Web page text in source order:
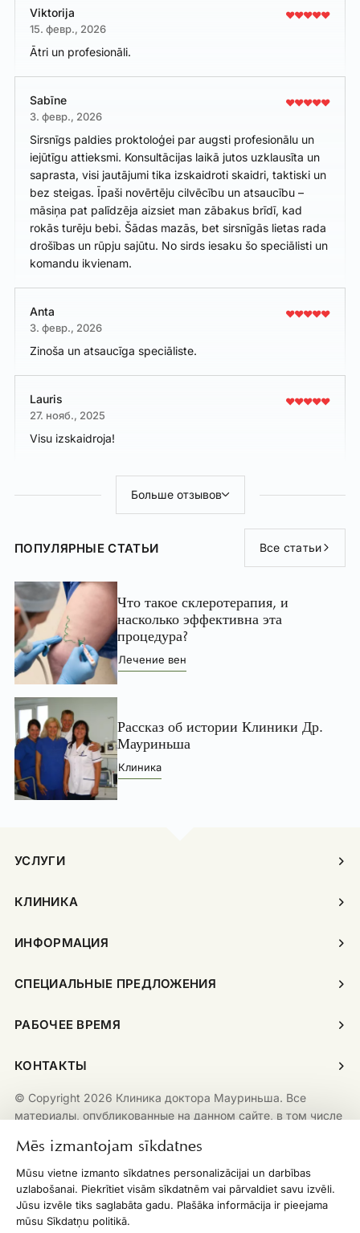
Mēs izmantojam sīkdatnes
Mūsu vietne izmanto sīkdatnes personalizācijai un darbības
uzlabošanai. Piekrītiet visām sīkdatnēm vai pārvaldiet savu izvēli.
Jūsu izvēle tiks saglabāta gadu. Plašāka informācija ir pieejama
mūsu Sīkdatņu politikā.
Viktorija
15. февр., 2026
Ātri un profesionāli.
Sabīne
3. февр., 2026
Sirsnīgs paldies proktoloģei par augsti profesionālu un
iejūtīgu attieksmi. Konsultācijas laikā jutos uzklausīta un
saprasta, visi jautājumi tika izskaidroti skaidri, taktiski un
bez steigas. Īpaši novērtēju cilvēcību un atsaucību –
māsiņa pat palīdzēja aizsiet man zābakus brīdī, kad
rokās turēju bebi. Šādas mazās, bet sirsnīgās lietas rada
drošības un rūpju sajūtu. No sirds iesaku šo speciālisti un
komandu ikvienam.
Anta
3. февр., 2026
Zinoša un atsaucīga speciāliste.
Lauris
27. нояб., 2025
Visu izskaidroja!
Больше отзывов
ПОПУЛЯРНЫЕ СТАТЬИ Все статьи
Что такое склеротерапия, и
насколько эффективна эта
процедура?
Лечение вен
Рассказ об истории Клиники Др.
Мауриньша
Клиника
УСЛУГИ
КЛИНИКА
ИНФОРМАЦИЯ
СПЕЦИАЛЬНЫЕ ПРЕДЛОЖЕНИЯ
РАБОЧЕЕ ВРЕМЯ
КОНТАКТЫ
© Copyright 2026 Клиника доктора Мауриньша. Все
материалы, опубликованные на данном сайте, в том числе
изображения, логотипы, графику и дизайн, защищены
авторскими правами. Любое воспроизведение,
копирование, распространение или публикация данных
материалов без предварительного письменного
разрешения строго запрещено.